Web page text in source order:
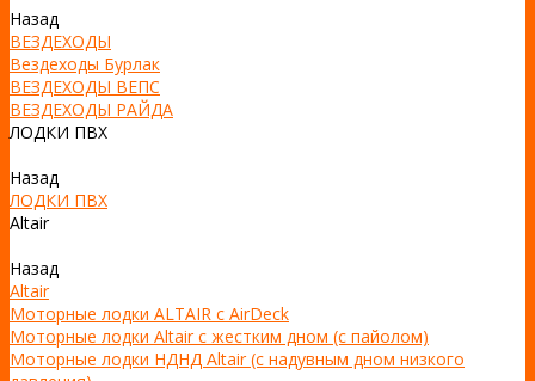
Назад
ВЕЗДЕХОДЫ
Вездеходы Бурлак
ВЕЗДЕХОДЫ ВЕПС
ВЕЗДЕХОДЫ РАЙДА
ЛОДКИ ПВХ
Назад
ЛОДКИ ПВХ
Altair
Назад
Altair
Моторные лодки ALTAIR с AirDeck
Моторные лодки Altair с жестким дном (с пайолом)
Моторные лодки НДНД Altair (с надувным дном низкого